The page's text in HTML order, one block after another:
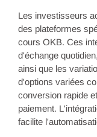
Les investisseurs
des plateformes
cours OKB. Ces
d'échange
ainsi que les
d'options variées
conversion rapide
paiement.
facilite